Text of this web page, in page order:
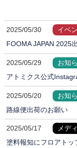
2025/05/30
イベ
FOOMA JAPAN 2025
2025/05/29
お知
アトミクス公式
2025/05/20
お知
路線便出荷のお願い
2025/05/17
メデ
塗料報知にフロアト